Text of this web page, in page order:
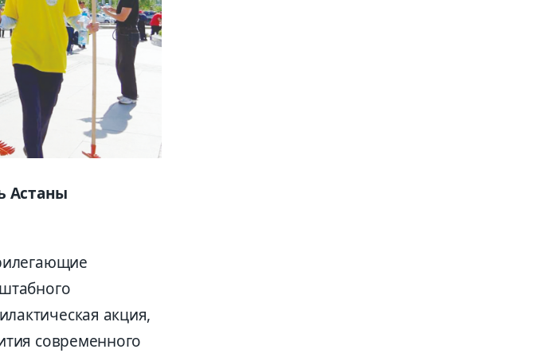
Астаны
акция,
современного